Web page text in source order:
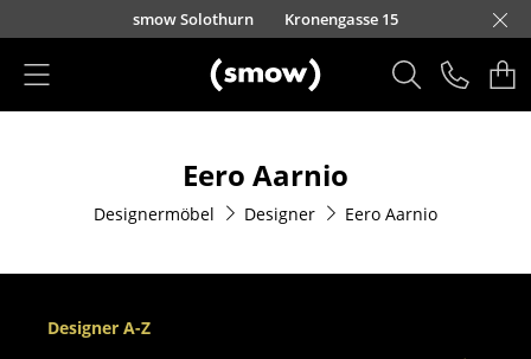
Direkt zum Inhaltsmow Solothurn Kronengasse 15
Esszimmerstühle
Sofas
Sessel
Eero Aarnio
Designermöbel Designer Eero Aarnio
Designer A-Z